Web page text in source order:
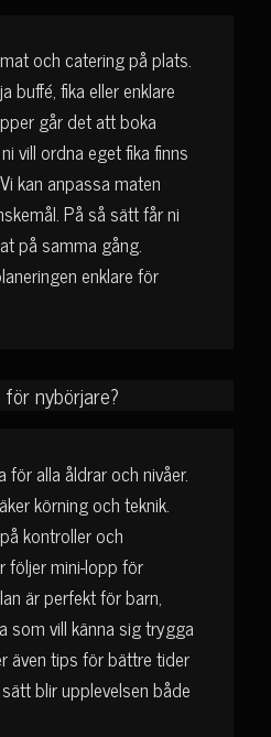
och catering på plats.
buffé, fika eller enklare
går det att boka
vill ordna eget fika finns
kan anpassa maten
På så sätt får ni
på samma gång.
enklare för
nybörjare?
för alla åldrar och nivåer.
körning och teknik.
kontroller och
följer mini-lopp för
är perfekt för barn,
som vill känna sig trygga
även tips för bättre tider
blir upplevelsen både